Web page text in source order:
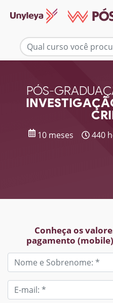
PÓS-
10 meses 440
Conheça os
pagamento
Mais